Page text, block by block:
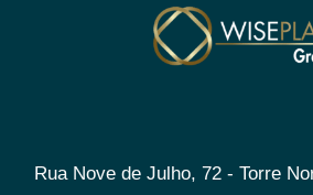
Rua Nove de Julho, 72 - Torre